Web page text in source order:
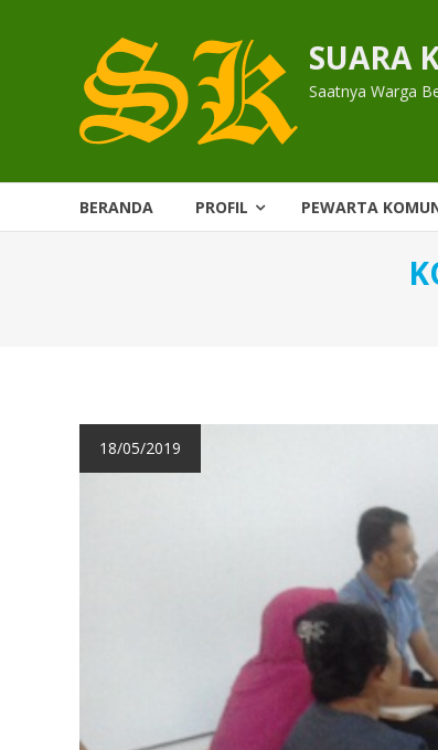
SUARA
Saatnya Warga
BERANDA PROFIL PEWARTA
18/05/2019